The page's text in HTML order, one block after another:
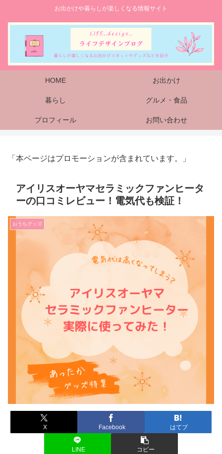
お出かけや暮らしが楽しくなる情報サイト
HOME お出かけ
暮らし グルメ・食品
プロフィール お問い合わせ
「本ページはプロモーションが含まれています。」
アイリスオーヤマセラミックファンヒータ
ーの口コミレビュー！電気代も検証！
おうちグッズ
X Facebook はてブ
LINE コピー